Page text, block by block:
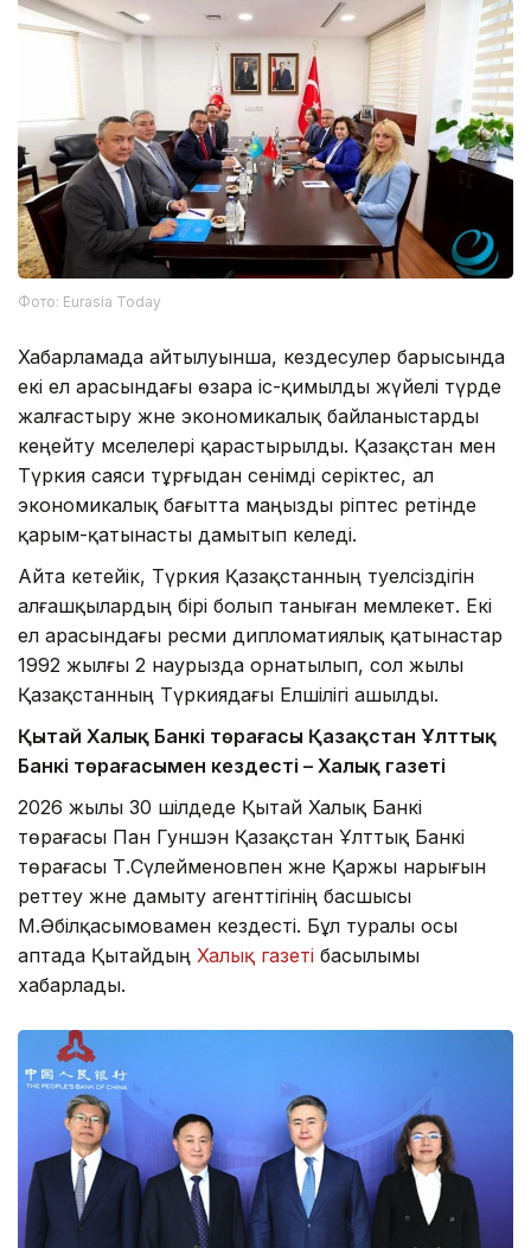
Фото: Eurasia Today
Хабарламада айтылуынша, кездесулер барысында
екі ел арасындағы өзара іс-қимылды жүйелі түрде
жалғастыру және экономикалық байланыстарды
кеңейту мәселелері қарастырылды. Қазақстан мен
Түркия саяси тұрғыдан сенімді серіктес, ал
экономикалық бағытта маңызды әріптес ретінде
қарым-қатынасты дамытып келеді.
Айта кетейік, Түркия Қазақстанның тәуелсіздігін
алғашқылардың бірі болып таныған мемлекет. Екі
ел арасындағы ресми дипломатиялық қатынастар
1992 жылғы 2 наурызда орнатылып, сол жылы
Қазақстанның Түркиядағы Елшілігі ашылды.
Қытай Халық Банкі төрағасы Қазақстан Ұлттық
Банкі төрағасымен кездесті – Халық газеті
2026 жылы 30 шілдеде Қытай Халық Банкі
төрағасы Пан Гуншэн Қазақстан Ұлттық Банкі
төрағасы Т.Сүлейменовпен және Қаржы нарығын
реттеу және дамыту агенттігінің басшысы
М.Әбілқасымовамен кездесті. Бұл туралы осы
аптада Қытайдың Халық газеті басылымы
хабарлады.